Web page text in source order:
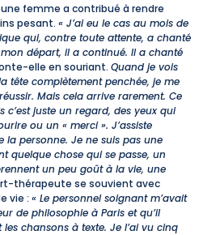
femme a contribué à rendre
pesant. « J’ai eu le cas au mois de
qui, contre toute attente, a chanté
départ, il a continué. Il a chanté
elle en souriant. Quand je vois
tête complètement penchée, je me
Mais cela arrive rarement. Ce
c’est juste un regard, des yeux qui
ou un « merci ». J’assiste
la personne. Je ne suis pas une
quelque chose qui se passe, un
un peu goût à la vie, une
thérapeute se souvient avec
vie : « Le personnel soignant m’avait
de philosophie à Paris et qu’il
chansons à texte. Je l’ai vu cinq